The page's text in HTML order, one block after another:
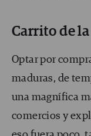
Carrito de
Optar por
maduras, de
una magnífica
comercios y